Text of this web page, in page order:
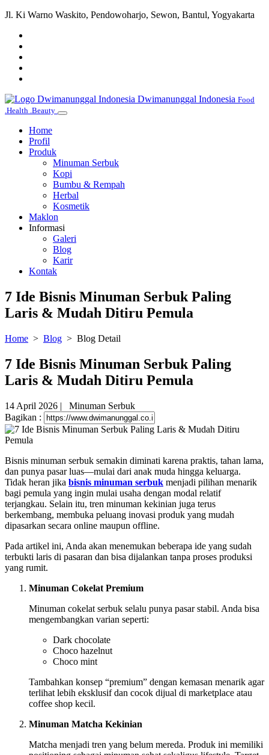
Jl. Ki Warno Waskito, Pendowoharjo, Sewon, Bantul, Yogyakarta
Dwimanunggal Indonesia Food
.Health .Beauty
Home
Profil
Produk
Minuman Serbuk
Kopi
Bumbu & Rempah
Herbal
Kosmetik
Maklon
Informasi
Galeri
Blog
Karir
Kontak
7 Ide Bisnis Minuman Serbuk Paling
Laris & Mudah Ditiru Pemula
Home > Blog > Blog Detail
7 Ide Bisnis Minuman Serbuk Paling
Laris & Mudah Ditiru Pemula
14 April 2026 | Minuman Serbuk
Bagikan :
Bisnis minuman serbuk semakin diminati karena praktis, tahan lama,
dan punya pasar luas—mulai dari anak muda hingga keluarga.
Tidak heran jika bisnis minuman serbuk menjadi pilihan menarik
bagi pemula yang ingin mulai usaha dengan modal relatif
terjangkau. Selain itu, tren minuman kekinian juga terus
berkembang, membuka peluang inovasi produk yang mudah
dipasarkan secara online maupun offline.
Pada artikel ini, Anda akan menemukan beberapa ide yang sudah
terbukti laris di pasaran dan bisa dijalankan tanpa proses produksi
yang rumit.
Minuman Cokelat Premium
Minuman cokelat serbuk selalu punya pasar stabil. Anda bisa
mengembangkan varian seperti:
Dark chocolate
Choco hazelnut
Choco mint
Tambahkan konsep “premium” dengan kemasan menarik agar
terlihat lebih eksklusif dan cocok dijual di marketplace atau
coffee shop kecil.
Minuman Matcha Kekinian
Matcha menjadi tren yang belum mereda. Produk ini memiliki